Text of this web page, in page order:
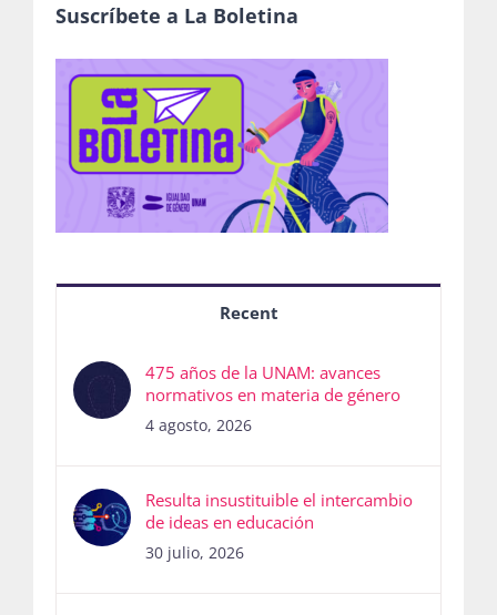
Suscríbete a La Boletina
Recent
475 años de la UNAM: avances
normativos en materia de género
4 agosto, 2026
Resulta insustituible el intercambio
de ideas en educación
30 julio, 2026